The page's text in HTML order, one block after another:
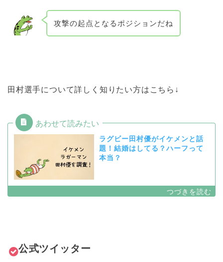
攻撃の起点となるポジションだね
田村選手について詳しく知りたい方はこちら↓
ラグビー田村優がイケメンと話
題！結婚はしてる？ハーフって
本当？
公式ツイッター